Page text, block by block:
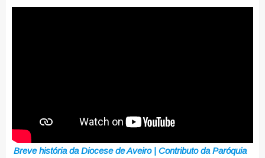
Breve história da Diocese de Aveiro | Contributo da Paróquia